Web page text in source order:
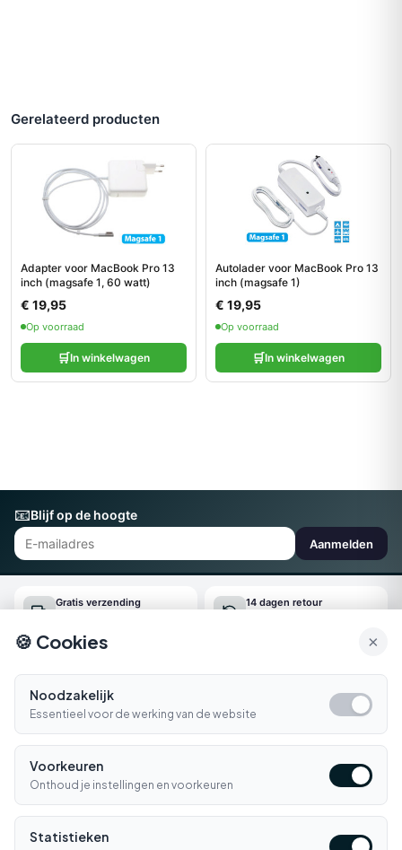
Gerelateerd producten
Adapter voor MacBook Pro 13
inch (magsafe 1, 60 watt)
€ 19,95
Op voorraad
🛒In winkelwagen
Autolader voor MacBook Pro 13
inch (magsafe 1)
€ 19,95
Op voorraad
🛒In winkelwagen
📧Blijf op de hoogte
Aanmelden
Gratis verzending 14 dagen retour
Bellen E-mail
Klantenservice
Winkelen ▼
🍪 Cookies ×
Noodzakelijk
Essentieel voor de werking van de website
Voorkeuren
Onthoud je instellingen en voorkeuren
Statistieken